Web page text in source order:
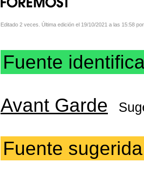
Editado 2 veces. Última edición el 19/10/2021 a las 15:58
Fuente
Avant Garde
Fuente sugerida